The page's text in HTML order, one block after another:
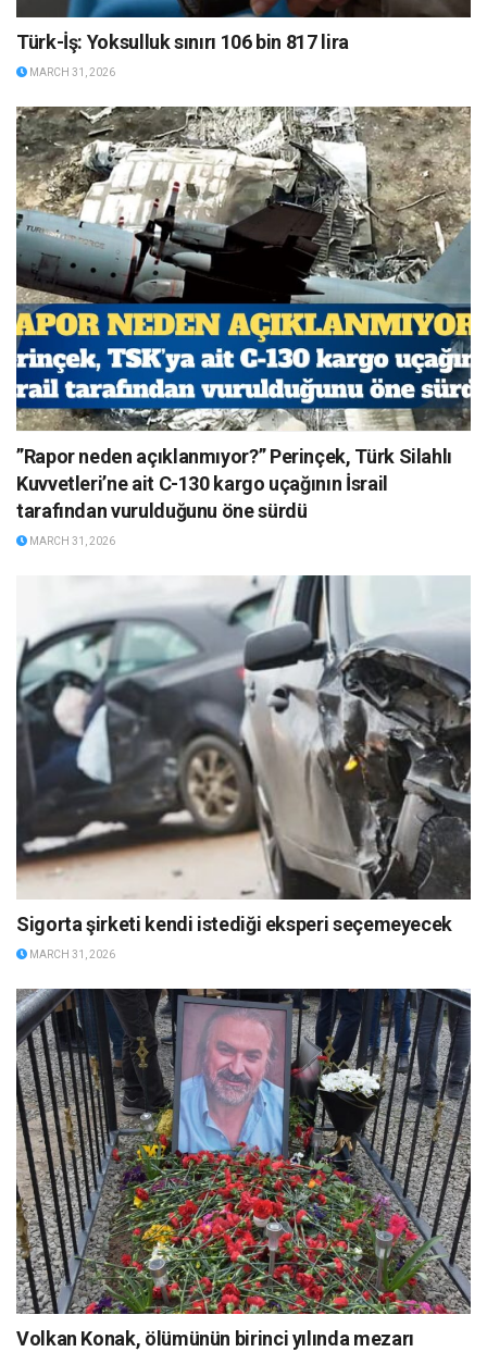
Türk-İş: Yoksulluk sınırı 106 bin 817 lira
MARCH 31, 2026
”Rapor neden açıklanmıyor?” Perinçek, Türk Silahlı
Kuvvetleri’ne ait C-130 kargo uçağının İsrail
tarafından vurulduğunu öne sürdü
MARCH 31, 2026
Sigorta şirketi kendi istediği eksperi seçemeyecek
MARCH 31, 2026
Volkan Konak, ölümünün birinci yılında mezarı